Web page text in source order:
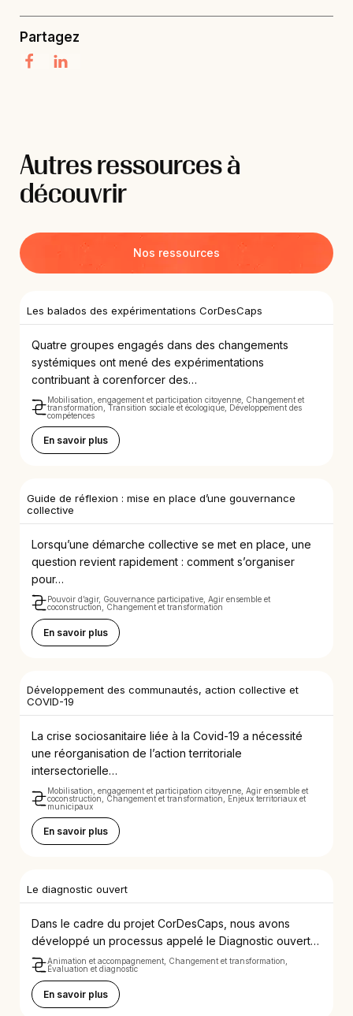
Partagez
Autres ressources à
découvrir
Nos ressources
Les balados des expérimentations CorDesCaps
Quatre groupes engagés dans des changements
systémiques ont mené des expérimentations
contribuant à corenforcer des…
Mobilisation, engagement et participation citoyenne, Changement et
transformation, Transition sociale et écologique, Développement des
compétences
En savoir plus
Guide de réflexion : mise en place d’une gouvernance
collective
Lorsqu’une démarche collective se met en place, une
question revient rapidement : comment s’organiser
pour…
Pouvoir d’agir, Gouvernance participative, Agir ensemble et
coconstruction, Changement et transformation
En savoir plus
Développement des communautés, action collective et
COVID-19
La crise sociosanitaire liée à la Covid-19 a nécessité
une réorganisation de l’action territoriale
intersectorielle…
Mobilisation, engagement et participation citoyenne, Agir ensemble et
coconstruction, Changement et transformation, Enjeux territoriaux et
municipaux
En savoir plus
Le diagnostic ouvert
Dans le cadre du projet CorDesCaps, nous avons
développé un processus appelé le Diagnostic ouvert…
Animation et accompagnement, Changement et transformation,
Évaluation et diagnostic
En savoir plus